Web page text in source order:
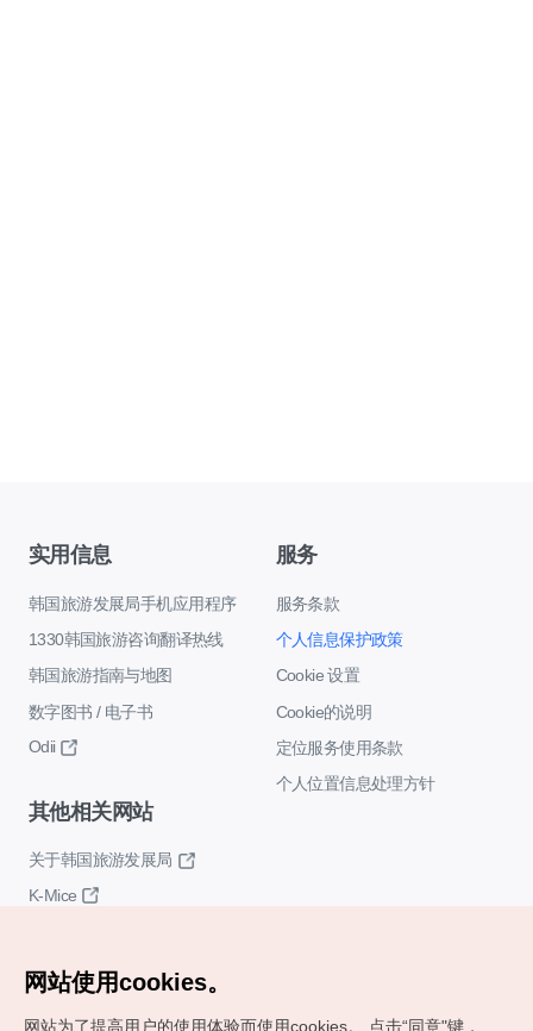
实用信息
韩国旅游发展局手机应用程序
1330韩国旅游咨询翻译热线
韩国旅游指南与地图
数字图书 / 电子书
Odii
服务
服务条款
个人信息保护政策
Cookie 设置
Cookie的说明
定位服务使用条款
个人位置信息处理方针
其他相关网站
关于韩国旅游发展局
K-Mice
网站使用cookies。
网站为了提高用户的使用体验而使用cookies。 点击“同意"键，